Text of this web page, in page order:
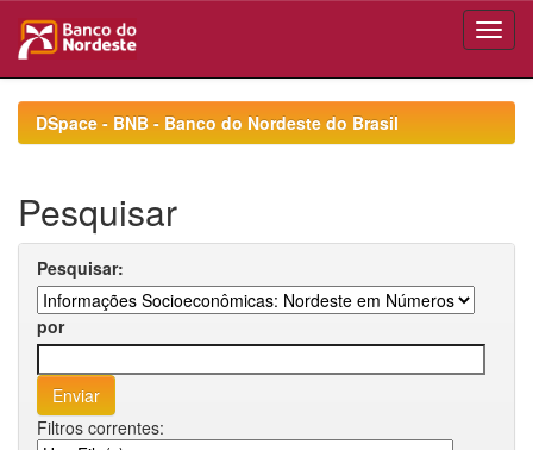
navigationDSpace - BNB - Banco do Nordeste do Brasil
Pesquisar
Pesquisar:
por
Filtros correntes: